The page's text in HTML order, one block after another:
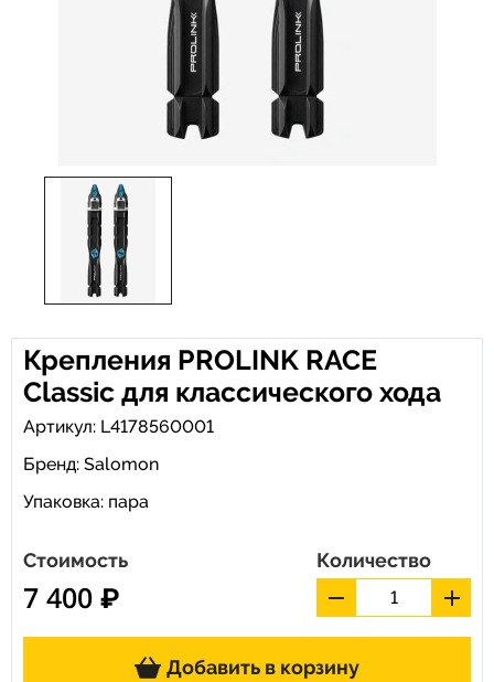
Крепления PROLINK RACE
Classic для классического хода
Артикул: L4178560001
Бренд: Salomon
Упаковка: пара
Стоимость
7 400 ₽
Количество
Добавить в корзину